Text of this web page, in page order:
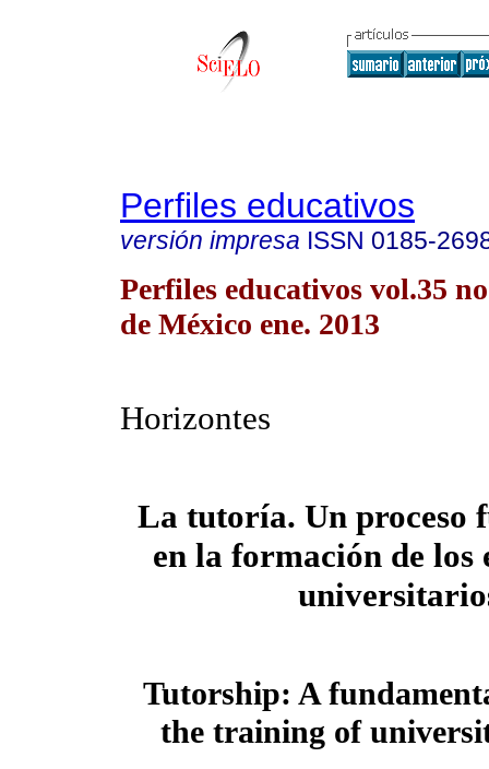
Perfiles educativos
versión impresa ISSN 0185-
Perfiles educativos vol.35
de México ene. 2013
Horizontes
La tutoría. Un proceso
en la formación de los
Tutorship: A
the training of